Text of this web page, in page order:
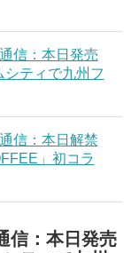
信：本日発売
シティで九州フ
信：本日解禁
」初コラ
信：本日発売